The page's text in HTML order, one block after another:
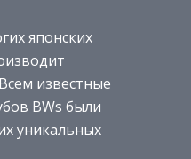
японских
известные
BWs были
уникальных